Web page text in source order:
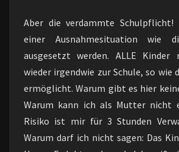
Aber die verdammte
einer Ausnahmesituation wie
ausgesetzt werden. ALLE Kinder
wieder irgendwie zur Schule, so wie
ermöglicht. Warum gibt es hier
Warum kann ich als Mutter nicht
Risiko ist mir für 3 Stunden
Warum darf ich nicht sagen: Das